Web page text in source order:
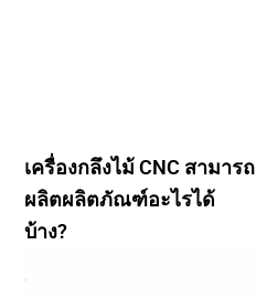
เครื่องกลึงไม้ CNC สามารถ
ผลิตผลิตภัณฑ์อะไรได้
บ้าง?